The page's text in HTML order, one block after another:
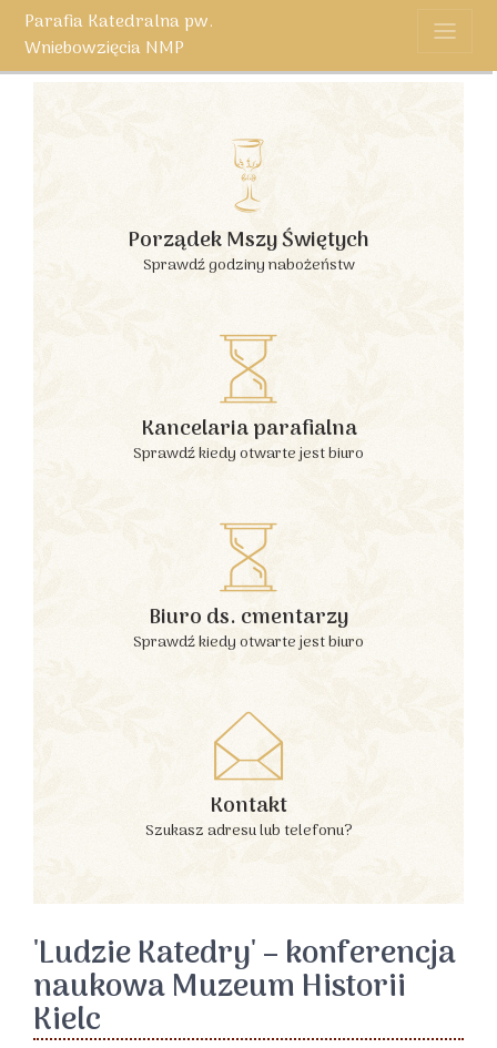
Parafia Katedralna pw.
Wniebowzięcia NMP
Porządek Mszy Świętych
Sprawdź godziny nabożeństw
Kancelaria parafialna
Sprawdź kiedy otwarte jest biuro
Biuro ds. cmentarzy
Sprawdź kiedy otwarte jest biuro
Kontakt
Szukasz adresu lub telefonu?
'Ludzie Katedry' – konferencja
naukowa Muzeum Historii
Kielc